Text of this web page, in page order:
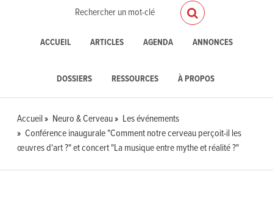
ACCUEIL ARTICLES AGENDA ANNONCES
DOSSIERS RESSOURCES À PROPOS
Accueil Neuro & Cerveau
Les événements
Conférence inaugurale "Comment notre cerveau perçoit-il les
œuvres d'art ?" et concert "La musique entre mythe et réalité ?"